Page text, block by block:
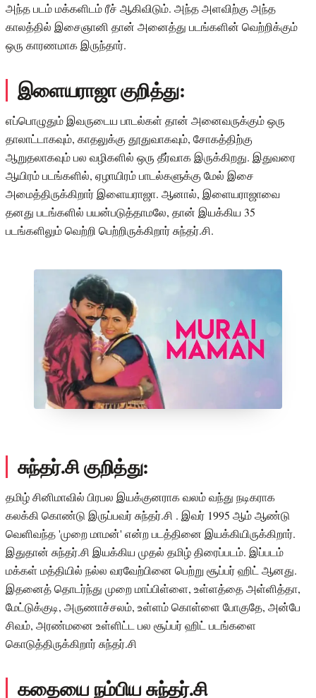
அந்த படம் மக்களிடம் ரீச் ஆகிவிடும். அந்த அளவிற்கு அந்த
காலத்தில் இசைஞானி தான் அனைத்து படங்களின் வெற்றிக்கும்
ஒரு காரணமாக இருந்தார்.
இளையராஜா குறித்து:
எப்பொழுதும் இவருடைய பாடல்கள் தான் அனைவருக்கும் ஒரு
தாலாட்டாகவும், காதலுக்கு தூதுவாகவும், சோகத்திற்கு
ஆறுதலாகவும் பல வழிகளில் ஒரு தீர்வாக இருக்கிறது. இதுவரை
ஆயிரம் படங்களில், ஏழாயிரம் பாடல்களுக்கு மேல் இசை
அமைத்திருக்கிறார் இளையராஜா. ஆனால், இளையராஜாவை
தனது படங்களில் பயன்படுத்தாமலே, தான் இயக்கிய 35
படங்களிலும் வெற்றி பெற்றிருக்கிறார் சுந்தர்.சி.
சுந்தர்.சி குறித்து:
தமிழ் சினிமாவில் பிரபல இயக்குனராக வலம் வந்து நடிகராக
கலக்கி கொண்டு இருப்பவர் சுந்தர்.சி . இவர் 1995 ஆம் ஆண்டு
வெளிவந்த 'முறை மாமன்' என்ற படத்தினை இயக்கியிருக்கிறார்.
இதுதான் சுந்தர்.சி இயக்கிய முதல் தமிழ் திரைப்படம். இப்படம்
மக்கள் மத்தியில் நல்ல வரவேற்பினை பெற்று சூப்பர் ஹிட் ஆனது.
இதனைத் தொடர்ந்து முறை மாப்பிள்ளை, உள்ளத்தை அள்ளித்தா,
மேட்டுக்குடி, அருணாச்சலம், உள்ளம் கொள்ளை போகுதே, அன்பே
சிவம், அரண்மனை உள்ளிட்ட பல சூப்பர் ஹிட் படங்களை
கொடுத்திருக்கிறார் சுந்தர்.சி
கதையை நம்பிய சுந்தர்.சி